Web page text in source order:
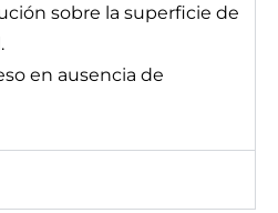
sobre la superficie de
en ausencia de